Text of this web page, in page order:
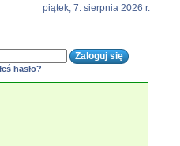
piątek, 7. sierpnia 2026 r.
hasło?